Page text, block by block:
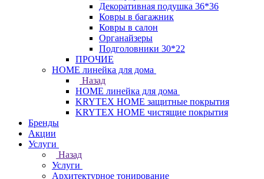
Декоративная подушка 36*36
Ковры в багажник
Ковры в салон
Органайзеры
Подголовники 30*22
ПРОЧИЕ
HOME линейка для дома
Назад
HOME линейка для дома
KRYTEX HOME защитные покрытия
KRYTEX HOME чистящие покрытия
Бренды
Акции
Услуги
Назад
Услуги
Архитектурное тонирование